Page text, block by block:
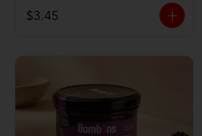
$3.45